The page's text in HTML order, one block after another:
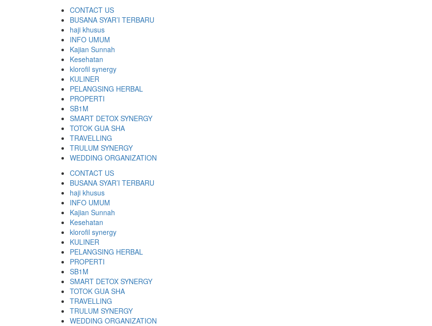
CONTACT US
BUSANA SYAR’I TERBARU
haji khusus
INFO UMUM
Kajian Sunnah
Kesehatan
klorofil synergy
KULINER
PELANGSING HERBAL
PROPERTI
SB1M
SMART DETOX SYNERGY
TOTOK GUA SHA
TRAVELLING
TRULUM SYNERGY
WEDDING ORGANIZATION
CONTACT US
BUSANA SYAR’I TERBARU
haji khusus
INFO UMUM
Kajian Sunnah
Kesehatan
klorofil synergy
KULINER
PELANGSING HERBAL
PROPERTI
SB1M
SMART DETOX SYNERGY
TOTOK GUA SHA
TRAVELLING
TRULUM SYNERGY
WEDDING ORGANIZATION